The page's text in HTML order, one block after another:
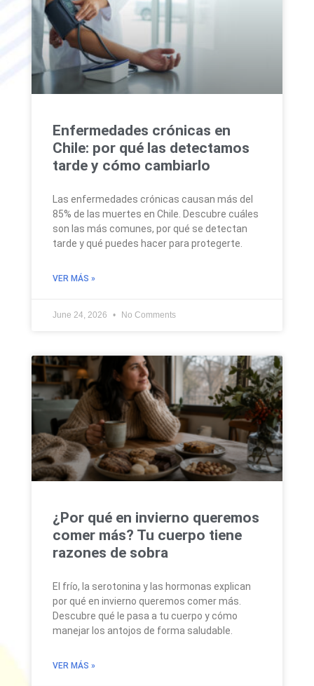
Enfermedades crónicas en
Chile: por qué las detectamos
tarde y cómo cambiarlo
Las enfermedades crónicas causan más del
85% de las muertes en Chile. Descubre cuáles
son las más comunes, por qué se detectan
tarde y qué puedes hacer para protegerte.
VER MÁS »
June 24, 2026 No Comments
¿Por qué en invierno queremos
comer más? Tu cuerpo tiene
razones de sobra
El frío, la serotonina y las hormonas explican
por qué en invierno queremos comer más.
Descubre qué le pasa a tu cuerpo y cómo
manejar los antojos de forma saludable.
VER MÁS »